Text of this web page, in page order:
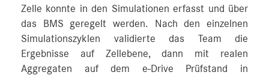
Zelle konnte in den Simulationen erfasst und über
das BMS geregelt werden. Nach den einzelnen
Simulationszyklen validierte das Team die
Ergebnisse auf Zellebene, dann mit realen
Aggregaten auf dem e-Drive Prüfstand in